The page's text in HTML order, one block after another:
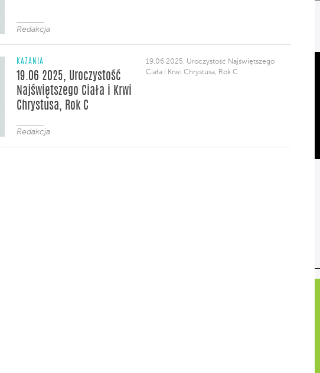
Redakcja
KAZANIA
19.06 2025, Uroczystość
Najświętszego Ciała i Krwi
Chrystusa, Rok C
Redakcja
19.06 2025, Uroczystość Najświętszego
Ciała i Krwi Chrystusa, Rok C